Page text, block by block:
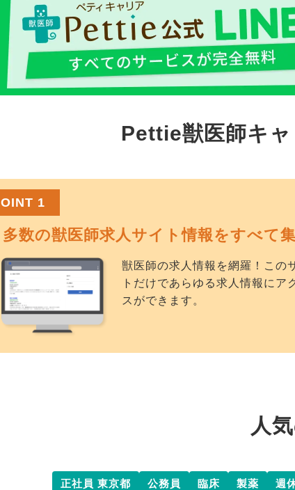
Pettie獣医師キ
1
多数の獣医師求人サイト情報をすべて
獣医師の求人情報を網羅！この
トだけであらゆる求人情報にア
スができます。
人
正社員 東京都 公務員 臨床 製薬 週